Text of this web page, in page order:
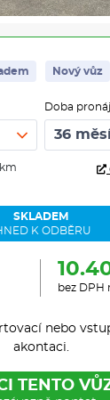
Nový vůz
km
Doba
SKLADEM
K ODBĚRU
bez DPH
nebo
akontaci.
TENTO